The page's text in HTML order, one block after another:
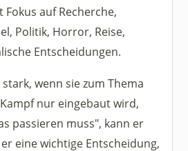
auf Recherche,
Politik, Horror, Reise,
Entscheidungen.
wenn sie zum Thema
nur eingebaut wird,
passieren muss", kann er
eine wichtige Entscheidung,